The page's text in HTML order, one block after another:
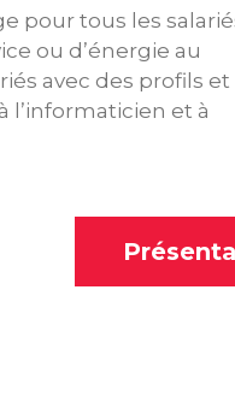
pour tous les
ou d’énergie au
avec des profils et
l’informaticien et à